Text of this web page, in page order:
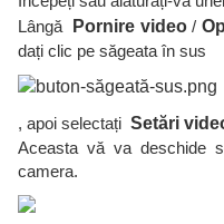
Lângă
Pornire video/
dați clic pe săgeata în sus
, apoi selectați Setări
Aceasta vă va deschide
camera.